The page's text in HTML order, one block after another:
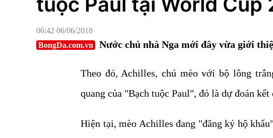
06:42 06/06/2018
BongDa.com.vn
Nước chủ nhà Nga mới đây vừa giới
Theo đó, Achilles, chú mèo với bộ lông
quang của "Bạch tuộc Paul", đó là dự đoán
Hiện tại, mèo Achilles đang "đăng ký hộ